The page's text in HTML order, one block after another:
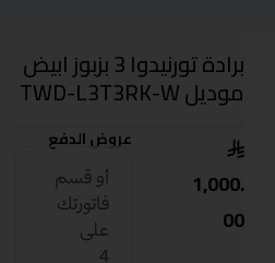
برادة تورنيدوا 3 بزبوز ابيض
موديل TWD-L3T3RK-W
1,000.
00
عروض الدفع